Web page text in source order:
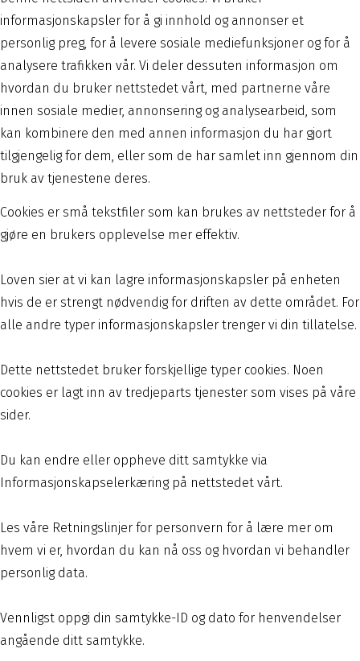
informasjonskapsler for å gi innhold og annonser et
personlig preg, for å levere sosiale mediefunksjoner og for å
analysere trafikken vår. Vi deler dessuten informasjon om
hvordan du bruker nettstedet vårt, med partnerne våre
innen sosiale medier, annonsering og analysearbeid, som
kan kombinere den med annen informasjon du har gjort
tilgjengelig for dem, eller som de har samlet inn gjennom din
bruk av tjenestene deres.
Cookies er små tekstfiler som kan brukes av nettsteder for å
gjøre en brukers opplevelse mer effektiv.
Loven sier at vi kan lagre informasjonskapsler på enheten
hvis de er strengt nødvendig for driften av dette området. For
alle andre typer informasjonskapsler trenger vi din tillatelse.
Dette nettstedet bruker forskjellige typer cookies. Noen
cookies er lagt inn av tredjeparts tjenester som vises på våre
sider.
Du kan endre eller oppheve ditt samtykke via
Informasjonskapselerkæring på nettstedet vårt.
Les våre Retningslinjer for personvern for å lære mer om
hvem vi er, hvordan du kan nå oss og hvordan vi behandler
personlig data.
Vennligst oppgi din samtykke-ID og dato for henvendelser
angående ditt samtykke.